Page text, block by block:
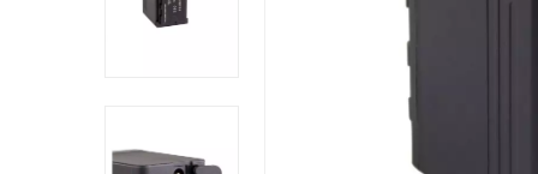
Indicador de estado, LED de 4 niveles.
obtener información de la capacidad
Facilidad de carga. La batería S-8D58
batería al 100%, y también puede
Las células de alta calidad utilizadas en
batería. Estas células tienen una curva